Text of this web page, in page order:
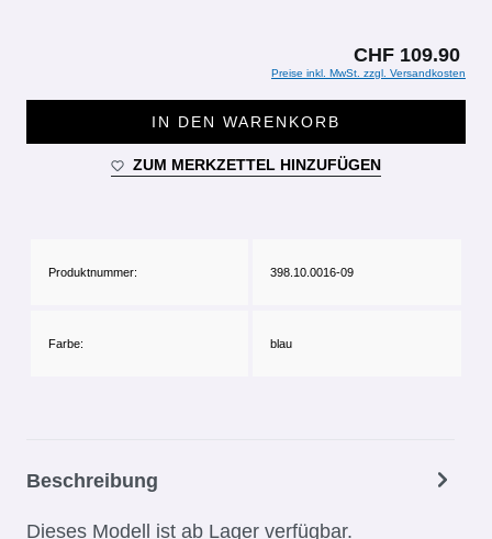
CHF 109.90
Preise inkl. MwSt. zzgl. Versandkosten
IN DEN WARENKORB
ZUM MERKZETTEL HINZUFÜGEN
Produktnummer: 398.10.0016-09
Farbe: blau
Beschreibung
Dieses Modell ist ab Lager verfügbar.